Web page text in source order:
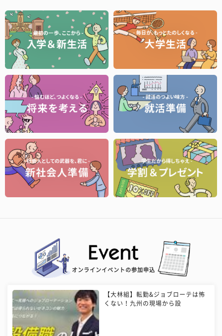
オンラインイベントの参加申込
【大林組】転勤&ジョブローテは怖
くない！九州の現場から設